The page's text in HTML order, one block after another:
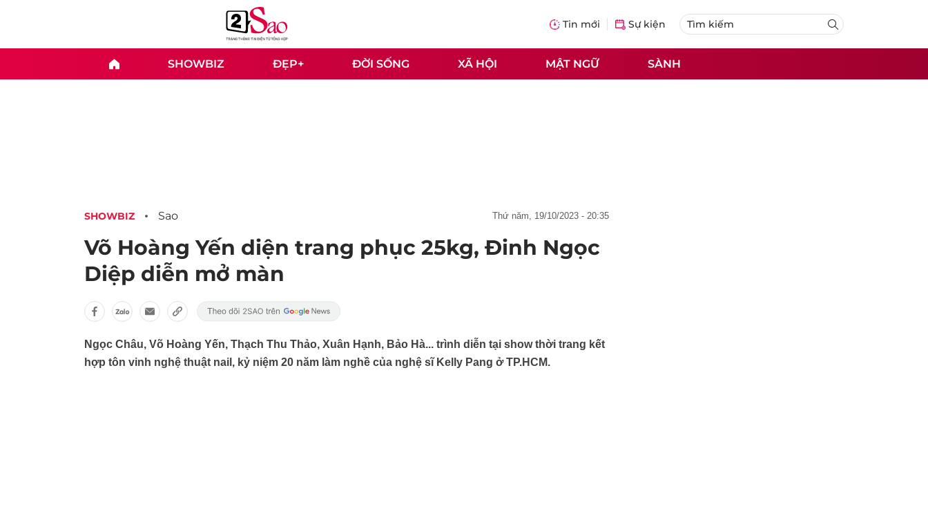
Tin mới Sự kiện
SHOWBIZ ĐẸP+ ĐỜI SỐNG XÃ HỘI MẬT NGỮ SÀNH
SHOWBIZ Sao thứ năm, 19/10/2023 - 20:35
Võ Hoàng Yến diện trang phục 25kg, Đinh Ngọc
Diệp diễn mở màn
Ngọc Châu, Võ Hoàng Yến, Thạch Thu Thảo, Xuân Hạnh, Bảo Hà... trình diễn tại show thời trang kết
hợp tôn vinh nghệ thuật nail, kỷ niệm 20 năm làm nghề của nghệ sĩ Kelly Pang ở TP.HCM.